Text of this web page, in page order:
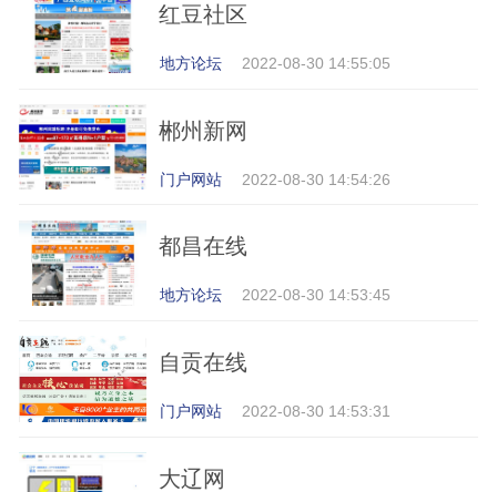
红豆社区
地方论坛 2022-08-30 14:55:05
郴州新网
门户网站 2022-08-30 14:54:26
都昌在线
地方论坛 2022-08-30 14:53:45
自贡在线
门户网站 2022-08-30 14:53:31
大辽网